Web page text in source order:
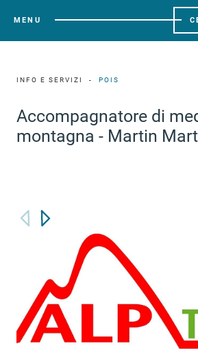
MENU
INFO E SERVIZI POIS
Accompagnatore di
montagna - Martin